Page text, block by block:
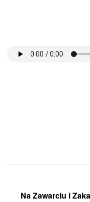
Na Zawarciu i